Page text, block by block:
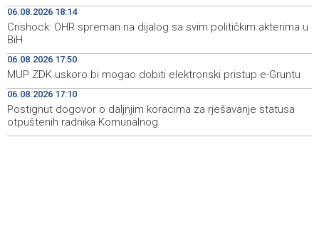
19:29
Španska krajnja ljevica i desnica ujedinjene protiv
Maroka kao suorganizatora SP 2030.
19:27
Grad Novi Travnik prvi put izravno dobio sredstva
Europske unije
19:16
Soreca says SEPA application marks important
milestone on BiH's EU path
06.08.2026 18:14
Crishock: OHR spreman na dijalog sa svim političkim akterima u
BiH
06.08.2026 17:50
MUP ZDK uskoro bi mogao dobiti elektronski pristup e-Gruntu
06.08.2026 17:10
Postignut dogovor o daljnjim koracima za rješavanje statusa
otpuštenih radnika Komunalnog